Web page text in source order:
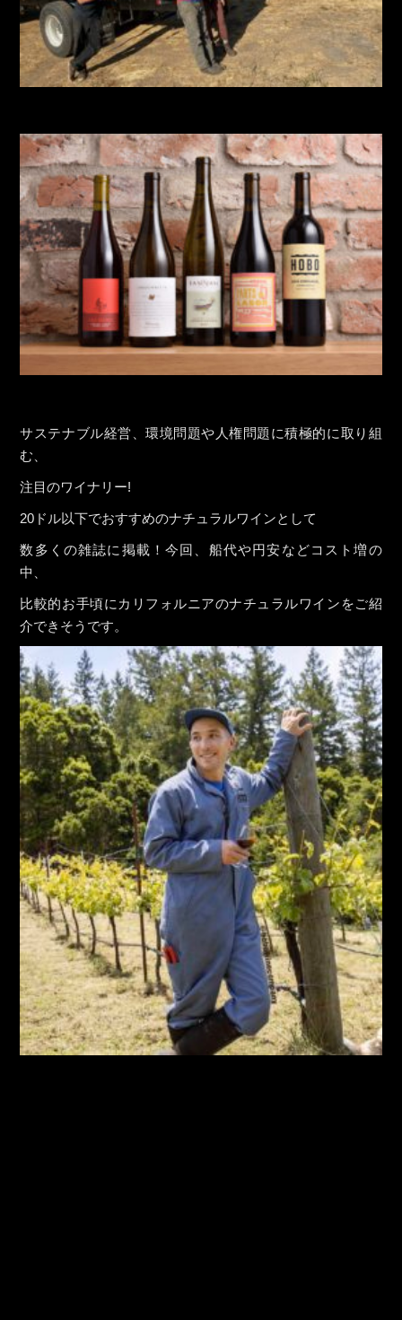
サステナブル経営、環境問題や人権問題に積極的に取り組
む、
注目のワイナリー!
20ドル以下でおすすめのナチュラルワインとして
数多くの雑誌に掲載！今回、船代や円安などコスト増の
中、
比較的お手頃にカリフォルニアのナチュラルワインをご紹
介できそうです。